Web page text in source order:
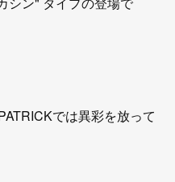
では異彩を放って